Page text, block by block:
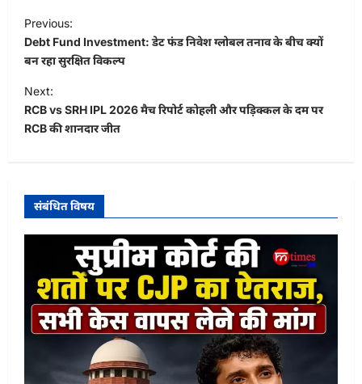
P
o
s
t
n
a
g
a
o
n
Previous:
Debt Fund Investment: डेट फंड निवेश ग्लोबल तनाव के बीच क्यों
बन रहा सुरक्षित विकल्प
Next:
RCB vs SRH IPL 2026 मैच रिपोर्ट कोहली और पड़िक्कल के दम पर
RCB की शानदार जीत
संबंधित विषय